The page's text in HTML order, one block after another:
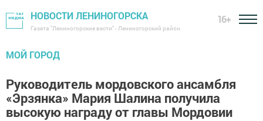
НОВОСТИ ЛЕНИНОГОРСКА
Газета "Лениногорские вести" - Лениногорский район
16+
МОЙ ГОРОД
Руководитель мордовского ансамбля
«Эрзянка» Мария Шалина получила
высокую награду от главы Мордовии